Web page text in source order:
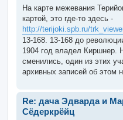
На карте межевания
картой, это где-то здесь -
http://terijoki.spb.ru/
13-168. 13-168 до
1904 год владел Киршнер.
сменились, один из этих
архивных записей об этом
Re: дача Эдварда и
Сёдеркрёйц